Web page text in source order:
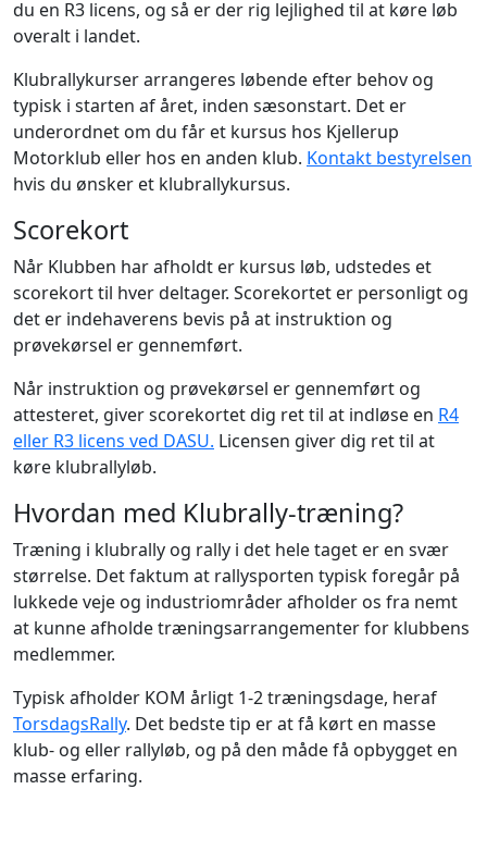
du en R3 licens, og så er der rig lejlighed til at køre løb
overalt i landet.
Klubrallykurser arrangeres løbende efter behov og
typisk i starten af året, inden sæsonstart. Det er
underordnet om du får et kursus hos Kjellerup
Motorklub eller hos en anden klub. Kontakt bestyrelsen
hvis du ønsker et klubrallykursus.
Scorekort
Når Klubben har afholdt er kursus løb, udstedes et
scorekort til hver deltager. Scorekortet er personligt og
det er indehaverens bevis på at instruktion og
prøvekørsel er gennemført.
Når instruktion og prøvekørsel er gennemført og
attesteret, giver scorekortet dig ret til at indløse en R4
eller R3 licens ved DASU. Licensen giver dig ret til at
køre klubrallyløb.
Hvordan med Klubrally-træning?
Træning i klubrally og rally i det hele taget er en svær
størrelse. Det faktum at rallysporten typisk foregår på
lukkede veje og industriområder afholder os fra nemt
at kunne afholde træningsarrangementer for klubbens
medlemmer.
Typisk afholder KOM årligt 1-2 træningsdage, heraf
TorsdagsRally. Det bedste tip er at få kørt en masse
klub- og eller rallyløb, og på den måde få opbygget en
masse erfaring.